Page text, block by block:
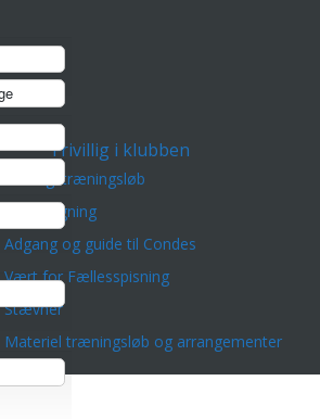
Frivillig i klubben
Lørdagstræningsløb
Banelægning
Adgang og guide til Condes
Vært for Fællesspisning
Stævner
Materiel træningsløb og arrangementer